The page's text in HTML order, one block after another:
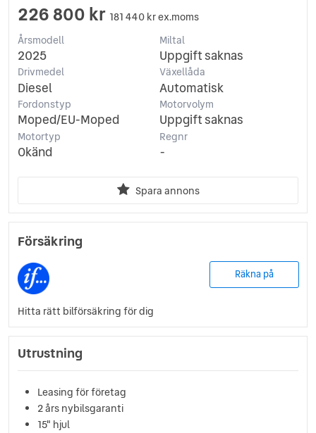
226 800 kr 181 440 kr ex.moms
Årsmodell
2025
Miltal
Uppgift saknas
Drivmedel
Diesel
Växellåda
Automatisk
Fordonstyp
Moped/EU-Moped
Motorvolym
Uppgift saknas
Motortyp
Okänd
Regnr
-
Spara annons
Försäkring
Räkna på
Hitta rätt bilförsäkring för dig
Utrustning
Leasing för företag
2 års nybilsgaranti
15" hjul